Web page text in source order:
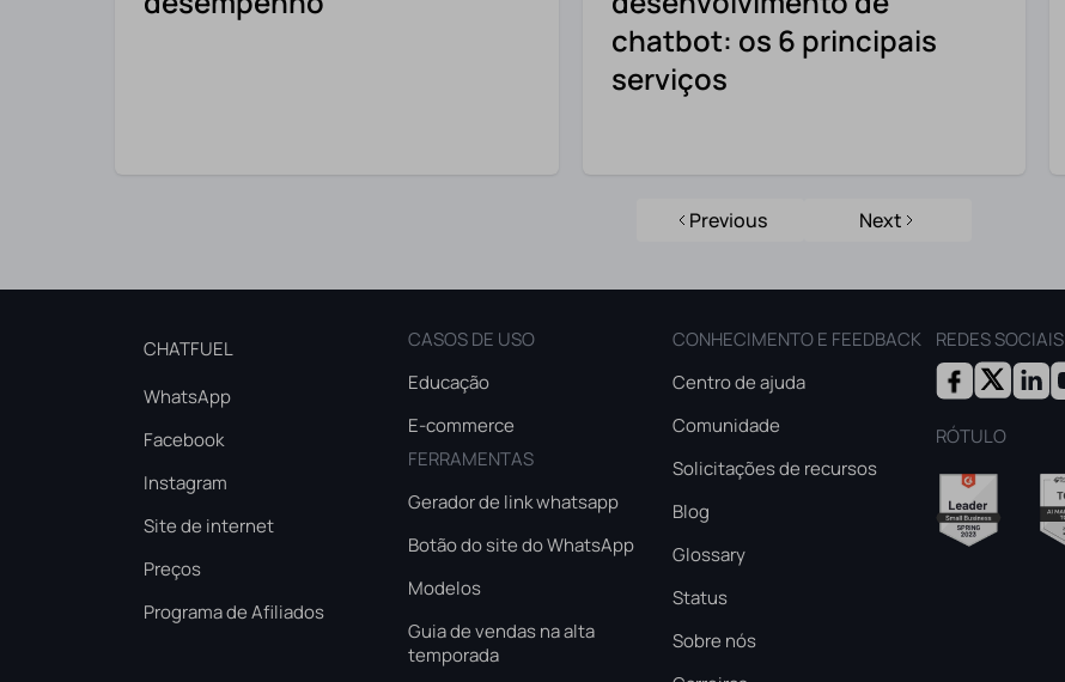
chatbot: os 6 principais
serviços
Previous Next
CHATFUEL
WhatsApp
Facebook
Instagram
Site de internet
Preços
Programa de Afiliados
CASOS DE USO
Educação
E-commerce
FERRAMENTAS
Gerador de link whatsapp
Botão do site do WhatsApp
Modelos
Guia de vendas na alta
temporada
CONHECIMENTO E FEEDBACK
Centro de ajuda
Comunidade
Solicitações de recursos
Blog
Glossary
Status
Sobre nós
REDES SOCIAIS
RÓTULO